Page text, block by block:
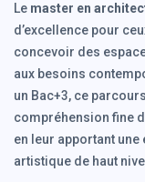
Le master en
d’excellence pour
concevoir des
aux besoins
un Bac+3, ce
compréhension fine
en leur apportant
artistique de haut